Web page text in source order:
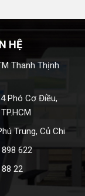
HỆ
Thanh Thịnh
Phó Cơ Điều,
Trung, Củ Chi
622
22